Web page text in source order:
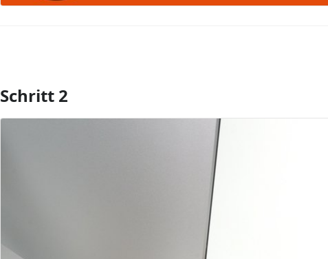
Kommentar hinzufügen
Schritt 2